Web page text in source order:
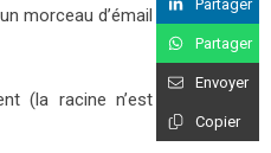
morceau d’émail
(la racine n’est
Partager
Partager
Envoyer
Copier